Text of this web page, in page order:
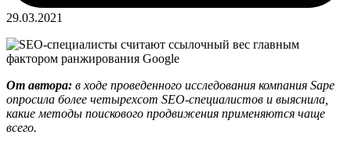
29.03.2021
От автора: в ходе проведенного исследования компания Sape
опросила более четырехсот SEO-специалистов и выяснила,
какие методы поискового продвижения применяются чаще
всего.